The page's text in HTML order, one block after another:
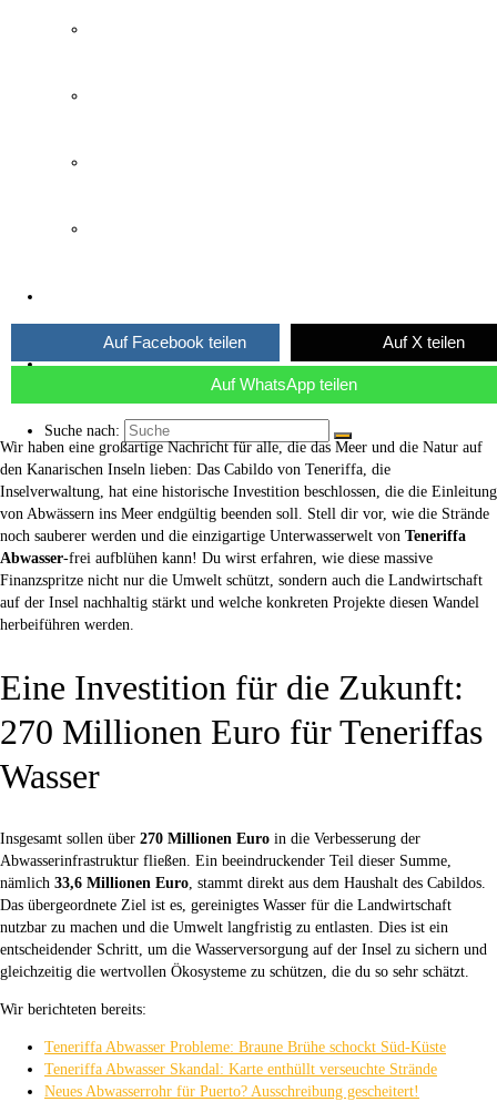
Kaffee ☕
Suche nach:
Auf Facebook teilen Auf X teilen
Auf WhatsApp teilen
Wir haben eine großartige Nachricht für alle, die das Meer und die Natur auf
den Kanarischen Inseln lieben: Das Cabildo von Teneriffa, die
Inselverwaltung, hat eine historische Investition beschlossen, die die Einleitung
von Abwässern ins Meer endgültig beenden soll. Stell dir vor, wie die Strände
noch sauberer werden und die einzigartige Unterwasserwelt von Teneriffa
Abwasser-frei aufblühen kann! Du wirst erfahren, wie diese massive
Finanzspritze nicht nur die Umwelt schützt, sondern auch die Landwirtschaft
auf der Insel nachhaltig stärkt und welche konkreten Projekte diesen Wandel
herbeiführen werden.
Eine Investition für die Zukunft:
270 Millionen Euro für Teneriffas
Wasser
Insgesamt sollen über 270 Millionen Euro in die Verbesserung der
Abwasserinfrastruktur fließen. Ein beeindruckender Teil dieser Summe,
nämlich 33,6 Millionen Euro, stammt direkt aus dem Haushalt des Cabildos.
Das übergeordnete Ziel ist es, gereinigtes Wasser für die Landwirtschaft
nutzbar zu machen und die Umwelt langfristig zu entlasten. Dies ist ein
entscheidender Schritt, um die Wasserversorgung auf der Insel zu sichern und
gleichzeitig die wertvollen Ökosysteme zu schützen, die du so sehr schätzt.
Wir berichteten bereits:
Teneriffa Abwasser Probleme: Braune Brühe schockt Süd-Küste
Teneriffa Abwasser Skandal: Karte enthüllt verseuchte Strände
Neues Abwasserrohr für Puerto? Ausschreibung gescheitert!